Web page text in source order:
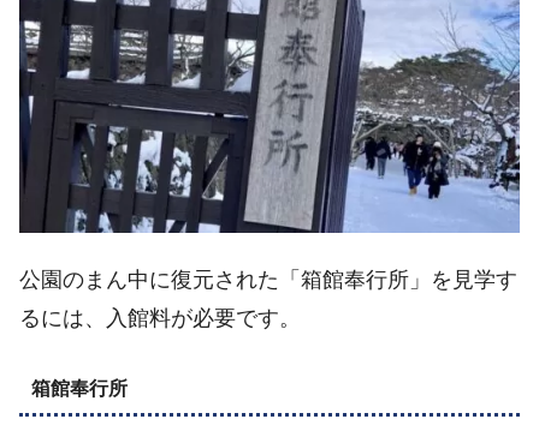
公園のまん中に復元された「箱館奉行所」を見学す
るには、入館料が必要です。
箱館奉行所